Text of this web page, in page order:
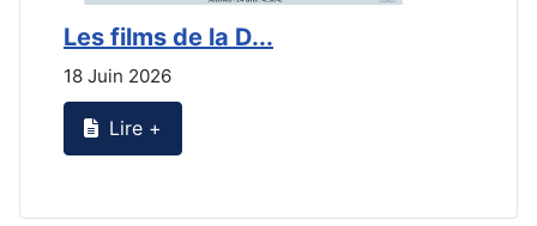
Les films de la D...
18 Juin 2026
Lire +